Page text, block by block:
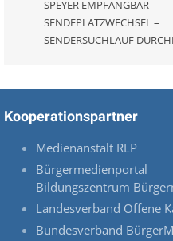
SPEYER EMPFANGBAR –
SENDEPLATZWECHSEL –
SENDERSUCHLAUF
Kooperationspartner
Medienanstalt RLP
Bürgermedienportal
Bildungszentrum
Landesverband Offene
Bundesverband